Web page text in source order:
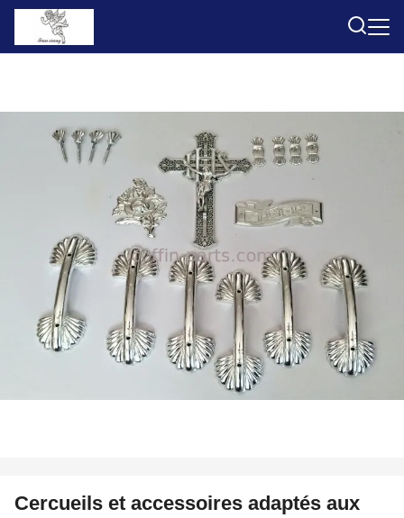
Cercueils et accessoires adaptés aux